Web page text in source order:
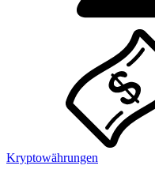
Kryptowährungen